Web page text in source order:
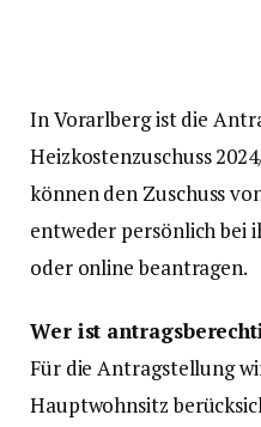
In Vorarlberg ist die
Heizkostenzuschuss
können den Zuschuss
entweder persönlich bei
oder online beantragen.
Wer ist
Für die Antragstellung
Hauptwohnsitz